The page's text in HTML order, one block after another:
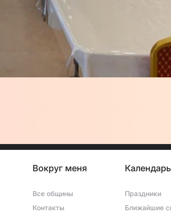
Вокруг меня
Все общины
Контакты
Календарь
Праздники
Ближайшие